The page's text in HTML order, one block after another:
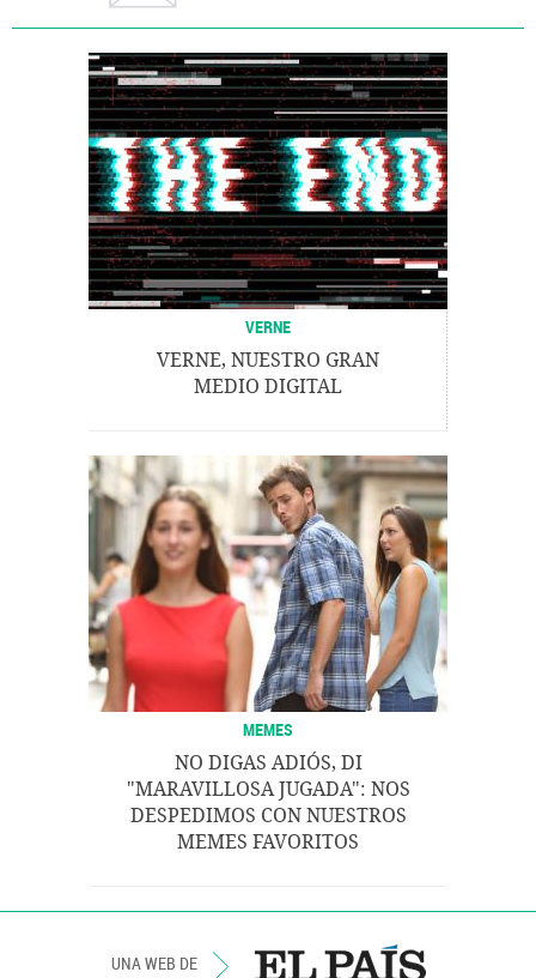
VERNE
VERNE, NUESTRO GRAN
MEDIO DIGITAL
MEMES
NO DIGAS ADIÓS, DI
"MARAVILLOSA JUGADA": NOS
DESPEDIMOS CON NUESTROS
MEMES FAVORITOS
UNA WEB DE